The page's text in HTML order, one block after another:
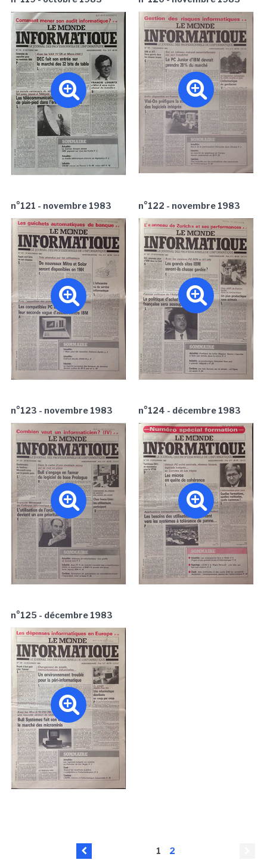
n°121 - novembre 1983 n°122 - novembre 1983
n°123 - novembre 1983 n°124 - décembre 1983
n°125 - décembre 1983
1 2